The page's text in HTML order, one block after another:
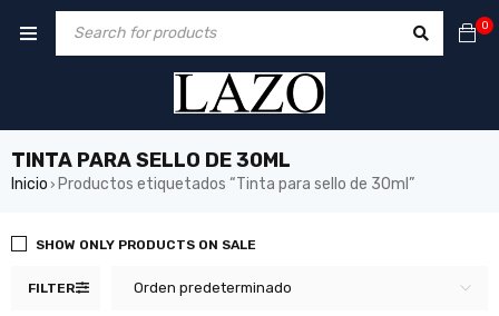
0
TINTA PARA SELLO DE 30ML
Inicio › Productos etiquetados “Tinta para sello de 30ml”
FILTER Orden predeterminado
SHOW ONLY PRODUCTS ON SALE